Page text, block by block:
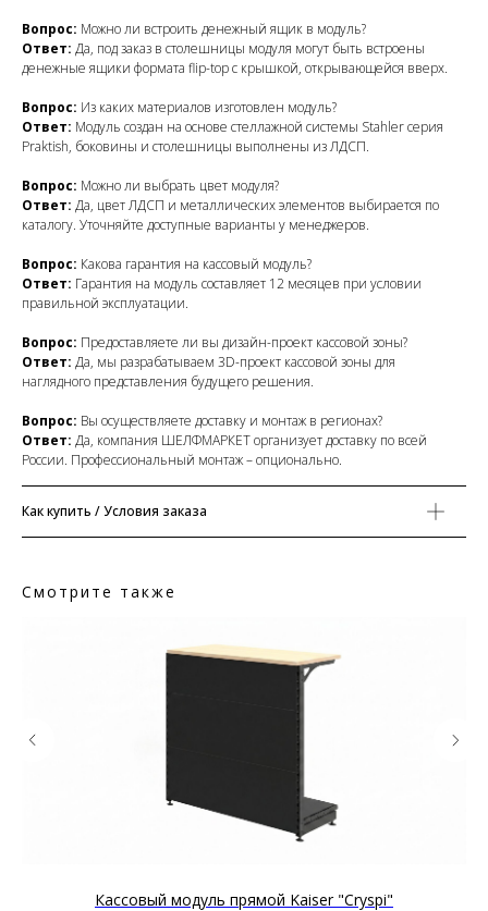
Вопрос: Можно ли встроить денежный ящик в модуль?
Ответ: Да, под заказ в столешницы модуля могут быть встроены
денежные ящики формата flip-top с крышкой, открывающейся вверх.
Вопрос: Из каких материалов изготовлен модуль?
Ответ: Модуль создан на основе стеллажной системы Stahler серия
Praktish, боковины и столешницы выполнены из ЛДСП.
Вопрос: Можно ли выбрать цвет модуля?
Ответ: Да, цвет ЛДСП и металлических элементов выбирается по
каталогу. Уточняйте доступные варианты у менеджеров.
Вопрос: Какова гарантия на кассовый модуль?
Ответ: Гарантия на модуль составляет 12 месяцев при условии
правильной эксплуатации.
Вопрос: Предоставляете ли вы дизайн-проект кассовой зоны?
Ответ: Да, мы разрабатываем 3D-проект кассовой зоны для
наглядного представления будущего решения.
Вопрос: Вы осуществляете доставку и монтаж в регионах?
Ответ: Да, компания ШЕЛФМАРКЕТ организует доставку по всей
России. Профессиональный монтаж – опционально.
Как купить / Условия заказа
Смотрите также
Кассовый модуль прямой Kaiser "Cryspi"